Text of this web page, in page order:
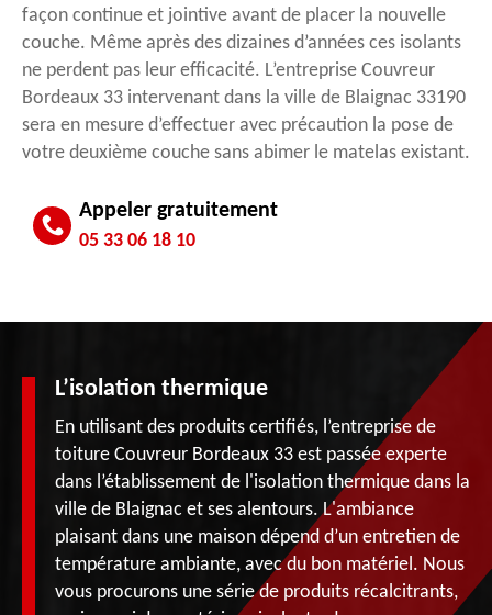
façon continue et jointive avant de placer la nouvelle
couche. Même après des dizaines d’années ces isolants
ne perdent pas leur efficacité. L’entreprise Couvreur
Bordeaux 33 intervenant dans la ville de Blaignac 33190
sera en mesure d’effectuer avec précaution la pose de
votre deuxième couche sans abimer le matelas existant.
Appeler gratuitement
05 33 06 18 10
L’isolation thermique
En utilisant des produits certifiés, l’entreprise de
toiture Couvreur Bordeaux 33 est passée experte
dans l’établissement de l'isolation thermique dans la
ville de Blaignac et ses alentours. L'ambiance
plaisant dans une maison dépend d’un entretien de
température ambiante, avec du bon matériel. Nous
vous procurons une série de produits récalcitrants,